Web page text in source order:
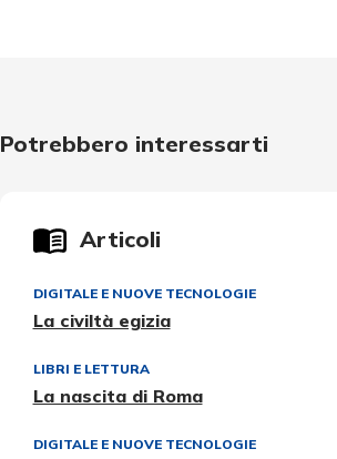
Potrebbero interessarti
Articoli
DIGITALE E NUOVE TECNOLOGIE
La civiltà egizia
LIBRI E LETTURA
La nascita di Roma
DIGITALE E NUOVE TECNOLOGIE